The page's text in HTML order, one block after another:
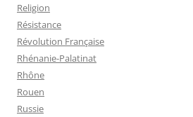
Religion
Résistance
Révolution Française
Rhénanie-Palatinat
Rhône
Rouen
Russie